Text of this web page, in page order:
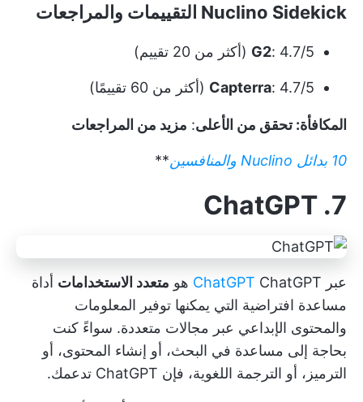
Nuclino Sidekick التقييمات والمراجعات
G2: 4.7/5 (أكثر من 20 تقييم)
Capterra: 4.7/5 (أكثر من 60 تقييمًا)
المكافأة: تحقق من الأعلى: مزيد من المراجعات
10 بدائل Nuclino والمنافسين **
7. ChatGPT
عبر ChatGPT ChatGPT هو متعدد الاستخدامات أداة
مساعدة افتراضية التي يمكنها توفير المعلومات
والمحتوى الإبداعي عبر مجالات متعددة. سواءً كنت
بحاجة إلى مساعدة في البحث، أو إنشاء المحتوى، أو
الترميز، أو الترجمة اللغوية، فإن ChatGPT تدعمك.